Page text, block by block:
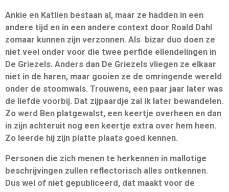
Ankie en Katlien bestaan al, maar ze hadden in een
andere tijd en in een andere context door Roald Dahl
zomaar kunnen zijn verzonnen. Als bizar duo doen ze
niet veel onder voor die twee perfide ellendelingen in
De Griezels. Anders dan De Griezels vliegen ze elkaar
niet in de haren, maar gooien ze de omringende wereld
onder de stoomwals. Trouwens, een paar jaar later was
de liefde voorbij. Dat zijpaardje zal ik later bewandelen.
Zo werd Ben platgewalst, een keertje overheen en dan
in zijn achteruit nog een keertje extra over hem heen.
Zo leerde hij zijn platte plaats goed kennen.
Personen die zich menen te herkennen in mallotige
beschrijvingen zullen reflectorisch alles ontkennen.
Dus wel of niet gepubliceerd, dat maakt voor de